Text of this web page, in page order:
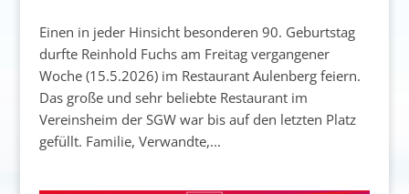
Einen in jeder Hinsicht besonderen 90. Geburtstag
durfte Reinhold Fuchs am Freitag vergangener
Woche (15.5.2026) im Restaurant Aulenberg feiern.
Das große und sehr beliebte Restaurant im
Vereinsheim der SGW war bis auf den letzten Platz
gefüllt. Familie, Verwandte,...